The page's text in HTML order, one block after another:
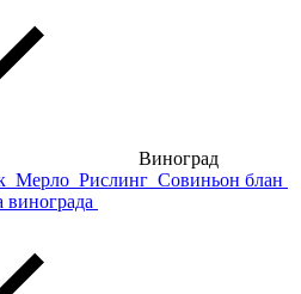
Виноград
Мерло Рислинг Совиньон блан
винограда